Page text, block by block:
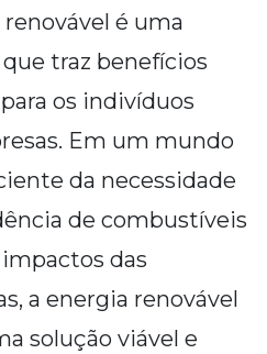
é uma
traz benefícios
os indivíduos
Em um mundo
da necessidade
de combustíveis
das
a energia renovável
solução viável e